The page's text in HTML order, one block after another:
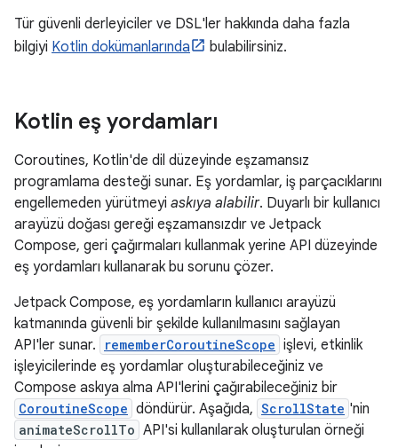
Tür güvenli derleyiciler ve DSL'ler hakkında daha fazla
bilgiyi Kotlin dokümanlarında bulabilirsiniz.
Kotlin eş yordamları
Coroutines, Kotlin'de dil düzeyinde eşzamansız
programlama desteği sunar. Eş yordamlar, iş parçacıklarını
engellemeden yürütmeyi askıya alabilir. Duyarlı bir kullanıcı
arayüzü doğası gereği eşzamansızdır ve Jetpack
Compose, geri çağırmaları kullanmak yerine API düzeyinde
eş yordamları kullanarak bu sorunu çözer.
Jetpack Compose, eş yordamların kullanıcı arayüzü
katmanında güvenli bir şekilde kullanılmasını sağlayan
API'ler sunar.
rememberCoroutineScope işlevi, etkinlik
işleyicilerinde eş yordamlar oluşturabileceğiniz ve
Compose askıya alma API'lerini çağırabileceğiniz bir
CoroutineScope döndürür. Aşağıda, ScrollState 'nin
animateScrollTo API'si kullanılarak oluşturulan örneği